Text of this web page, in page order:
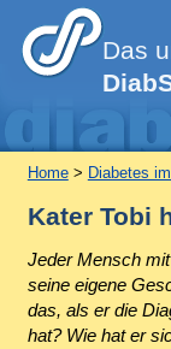
Das
Home> Diabetes
Kater Tobi
Jeder Mensch
seine eigene
das, als er die
hat? Wie hat er